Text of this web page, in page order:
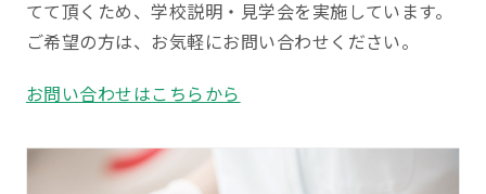
てて頂くため、学校説明・見学会を実施しています。
ご希望の方は、お気軽にお問い合わせください。
お問い合わせはこちらから